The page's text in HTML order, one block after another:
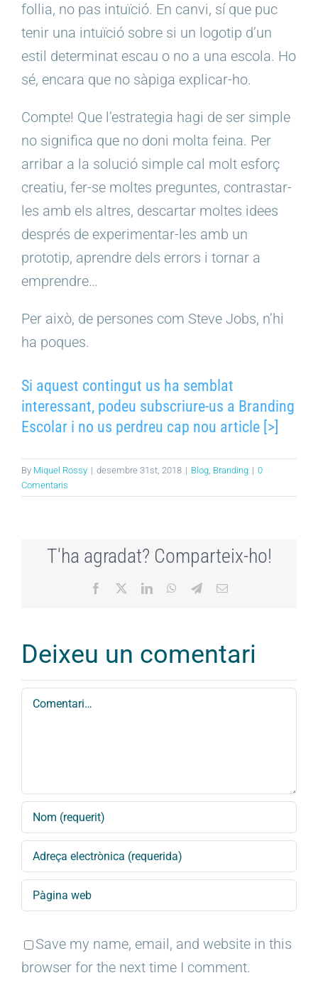
follia, no pas intuïció. En canvi, sí que puc
tenir una intuïció sobre si un logotip d’un
estil determinat escau o no a una escola. Ho
sé, encara que no sàpiga explicar-ho.
Compte! Que l’estrategia hagi de ser simple
no significa que no doni molta feina. Per
arribar a la solució simple cal molt esforç
creatiu, fer-se moltes preguntes, contrastar-
les amb els altres, descartar moltes idees
després de experimentar-les amb un
prototip, aprendre dels errors i tornar a
emprendre…
Per això, de persones com Steve Jobs, n’hi
ha poques.
Si aquest contingut us ha semblat
interessant, podeu subscriure-us a Branding
Escolar i no us perdreu cap nou article [>]
By Miquel Rossy | desembre 31st, 2018 | Blog, Branding | 0
Comentaris
T'ha agradat? Comparteix-ho!
Facebook LinkedInWhatsApp
TelegramEmail:
Deixeu un comentari
Comment
Save my name, email, and website in this
browser for the next time I comment.